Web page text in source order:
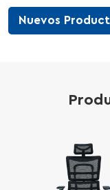
Nuevos